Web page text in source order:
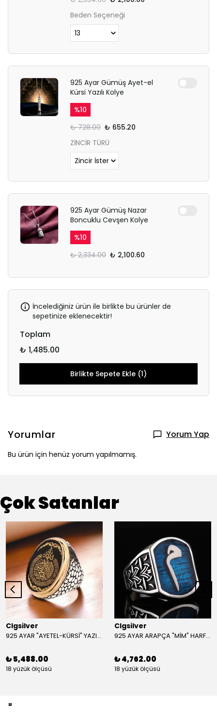
Beden Seçeneği
925 Ayar Gümüş Ayet-el
Kürsi Yazılı Kolye
%10
₺ 728.00 ₺ 655.20
ZİNCİR TÜRÜ
925 Ayar Gümüş Nazar
Boncuklu Cevşen Kolye
%10
₺ 2,334.00 ₺ 2,100.60
İncelediğiniz ürün ile birlikte bu ürünler de
sepetinize eklenecektir!
Toplam
₺ 1,485.00
Birlikte Sepete Ekle (1)
Yorumlar Yorum Yap
Bu ürün için henüz yorum yapılmamış.
Çok Satanlar
Clgsilver
925 AYAR "AYETEL-KÜRSİ" YAZILI GÜMÜŞ ERKEK YÜZÜK
₺ 5,488.00
18 yüzük ölçüsü
Clgsilver
925 AYAR ARAPÇA "MİM" HARFLİ GÜMÜŞ ERKEK YÜZÜK
₺ 4,762.00
18 yüzük ölçüsü